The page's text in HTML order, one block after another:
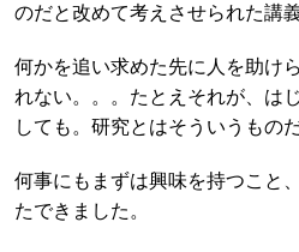
のだと改めて考えさせられた講
何かを追い求めた先に人を助け
れない。。。たとえそれが、は
しても。研究とはそういうものだ
何事にもまずは興味を持つこと
たできました。